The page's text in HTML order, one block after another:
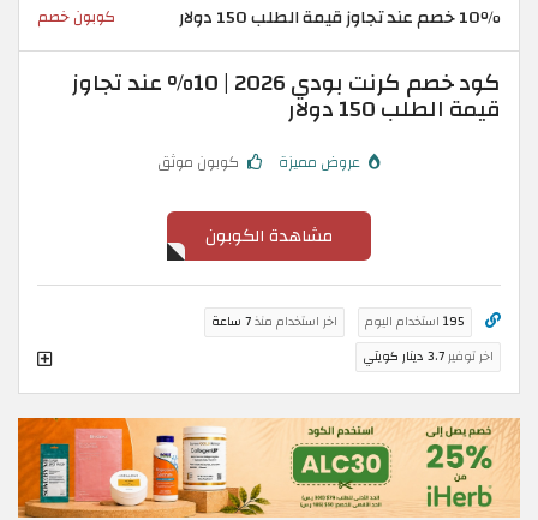
10٪ خصم عند تجاوز قيمة الطلب 150 دولار كوبون خصم
كود خصم كرنت بودي 2026 | 10% عند تجاوز
قيمة الطلب 150 دولار
عروض مميزة كوبون موثق
مشاهدة الكوبون
195 استخدام اليوم اخر استخدام منذ7 ساعة
اخر توفير3.7 دينار كويتي